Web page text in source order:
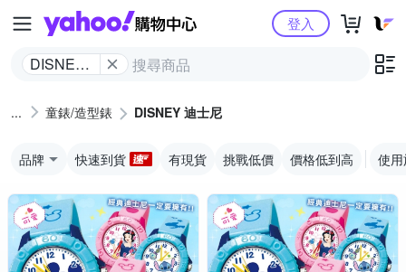
Yahoo購物中心
DISNEY
登入
童錶/造型錶 DISNEY 迪士尼
品牌 快速到貨 有現貨 挑戰低價 價格低到高 使